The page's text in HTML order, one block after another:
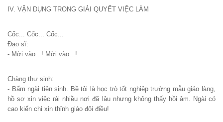
IV. VẬN DỤNG TRONG GIẢI QUYẾT VIỆC LÀM
Cốc... Cốc... Cốc...
Đạo sĩ:
- Mời vào...! Mời vào...!
Chàng thư sinh:
- Bẩm ngài tiên sinh. Bề tôi là học trò tốt nghiệp trường mẫu giáo làng,
hồ sơ xin việc rải nhiều nơi đã lâu nhưng không thấy hồi âm. Ngài có
cao kiến chi xin thỉnh giáo đôi điều!